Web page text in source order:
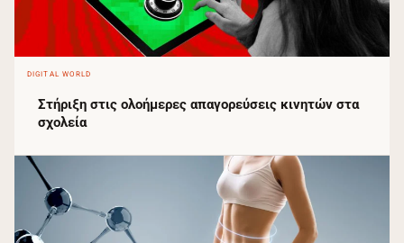
DIGITAL WORLD
Στήριξη στις ολοήμερες απαγορεύσεις κινητών στα
σχολεία